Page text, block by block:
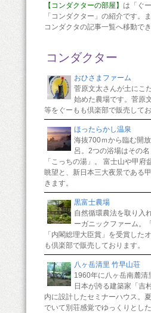
【コンダクターの部屋】 は「ぐ
「コンダクター」の紹介です。
コンダクタの記事一覧へ移動でき
コンダクター
おひさまファーム
菅原文太さんが土にこ
始めた農場です。菅原
等をぐーもも倶楽部で販売してお
ほったらかし温泉
海抜700ｍから臨む開
呂。2つの浴場はその
「こっちの湯」。 富士山や甲府
眺望と、新日本三大夜景である
きます。
黒富士農場
自然循環農法を取り入
ーガニックファーム。
「内閣総理大臣賞」を受賞した
も倶楽部で販売しております。
八ヶ岳清里 竹早山荘
1960年に八ヶ岳南麓清
日本が誇る建築家「吉
内に設計したセミナーハウス。
でいて別荘感覚でゆっくりとし